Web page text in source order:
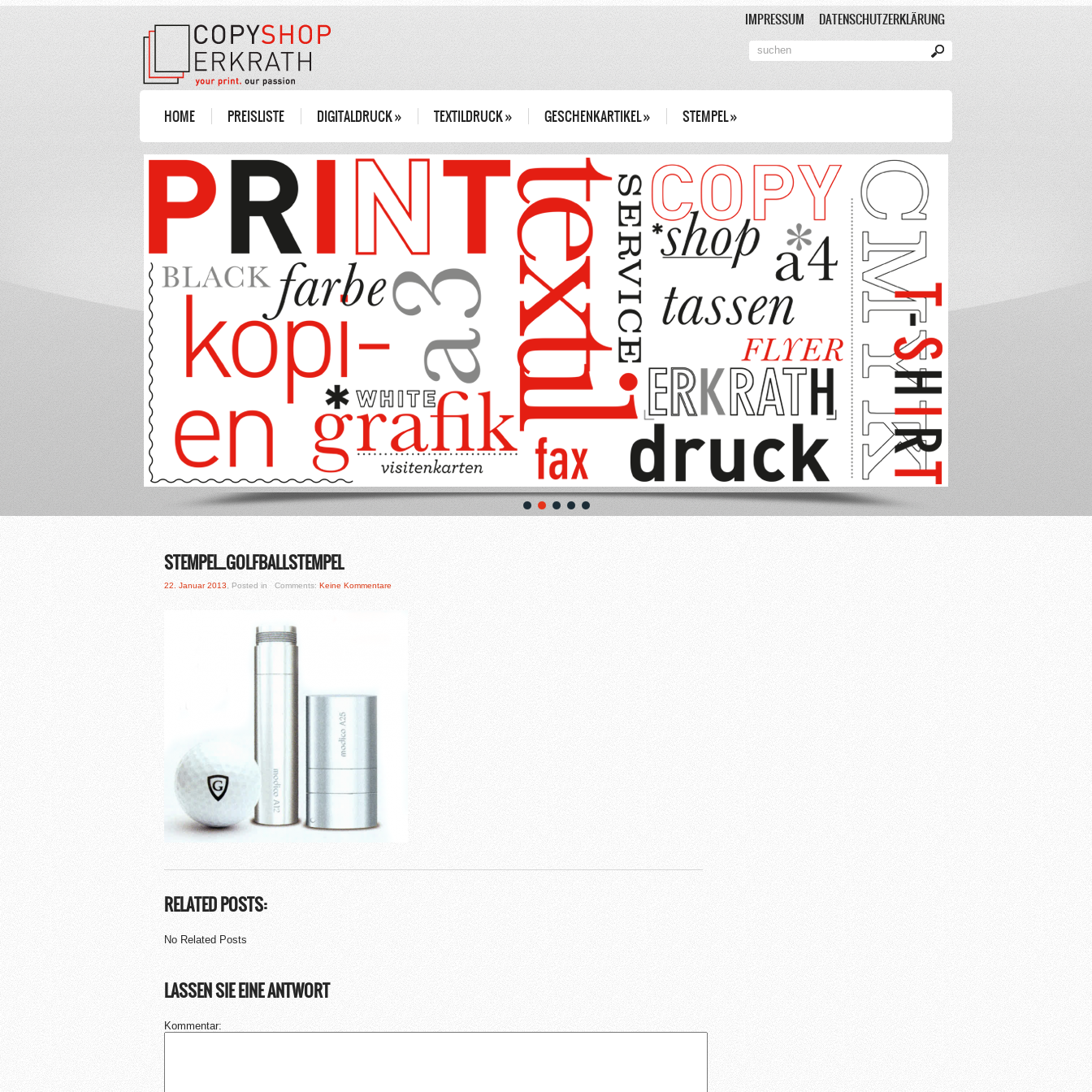
IMPRESSUM DATENSCHUTZERKLÄRUNG
HOME PREISLISTE DIGITALDRUCK» TEXTILDRUCK» GESCHENKARTIKEL» STEMPEL»
STEMPEL_GOLFBALLSTEMPEL
22. Januar 2013 , Posted in Comments: Keine Kommentare
RELATED POSTS:
No Related Posts
LASSEN SIE EINE ANTWORT
Kommentar